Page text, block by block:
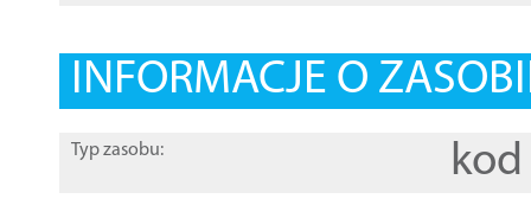
INFORMACJE O
Typ zasobu: kod